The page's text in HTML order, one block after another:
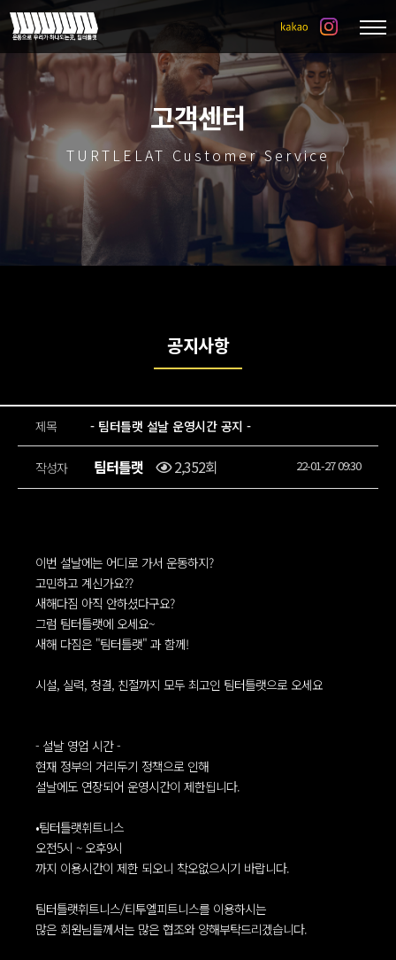
고객센터
TURTLELAT Customer Service
공지사항
제목 - 팀터틀랫 설날 운영시간 공지 -
작성자 팀터틀랫 2,352회 22-01-27 09:30
이번 설날에는 어디로 가서 운동하지?
고민하고 계신가요??
새해다짐 아직 안하셨다구요?
그럼 팀터틀랫에 오세요~
새해 다짐은 "팀터틀랫" 과 함께!
시설, 실력, 청결, 친절까지 모두 최고인 팀터틀랫으로 오세요
- 설날 영업 시간 -
현재 정부의 거리두기 정책으로 인해
설날에도 연장되어 운영시간이 제한됩니다.
•팀터틀랫휘트니스
오전5시 ~ 오후9시
까지 이용시간이 제한 되오니 착오없으시기 바랍니다.
팀터틀랫휘트니스/티투엘피트니스를 이용하시는
많은 회원님들께서는 많은 협조와 양해부탁드리겠습니다.